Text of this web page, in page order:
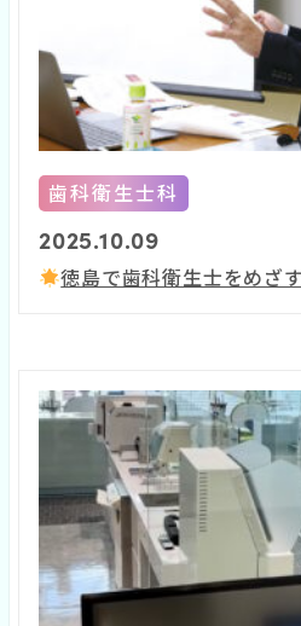
歯科衛生士科
2025.10.09
徳島で歯科衛生士をめざ